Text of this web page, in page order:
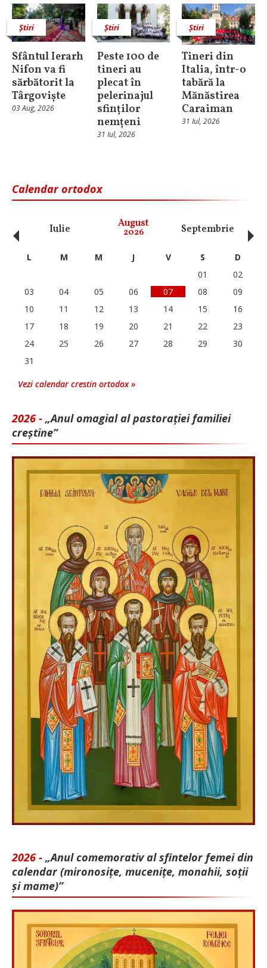
Știri
Sfântul Ierarh
Nifon va fi
sărbătorit la
Târgoviște
03 Aug, 2026
Știri
Peste 100 de
tineri au
plecat în
pelerinajul
sfinților
nemțeni
31 Iul, 2026
Știri
Tineri din
Italia, într-o
tabără la
Mănăstirea
Caraiman
31 Iul, 2026
Calendar ortodox
Iulie August
2026 Septembrie
‹ L M M J V S
D
01
02
03
04 05 06 07 08
09
10
11 12 13 14 15
16
17
18 19 20 21 22
23
24
25 26 27 28 29
30
31
Vezi calendar crestin ortodox »
2026 - „Anul omagial al pastorației familiei
creștine”
2026 - „Anul comemorativ al sfintelor femei din
calendar (mironosițe, mu­cenițe, monahii, soții
și mame)”